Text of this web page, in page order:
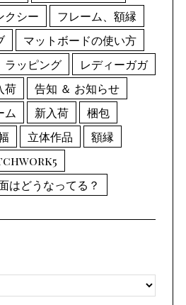
クシー
フレーム、額縁
マットボードの使い方
ラッピング
レディーガガ
荷
告知 ＆ お知らせ
ム 新入荷
梱包
立体作品
額縁
はどうなってる？